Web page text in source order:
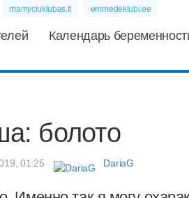
mamyciuklubas.lt emmedeklubi.ee
Календарь
болото
01:25 DariaG